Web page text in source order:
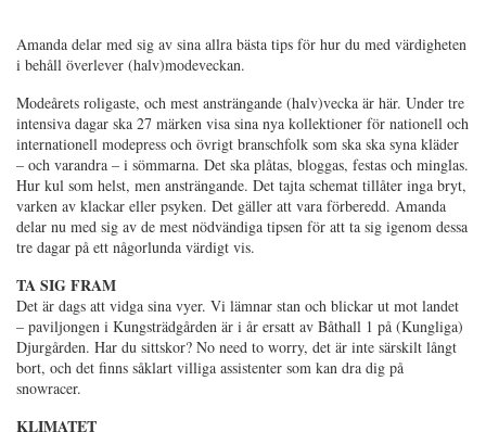
Amanda delar med sig av sina allra bästa tips för hur du med värdigheten
i behåll överlever (halv)modeveckan.
Modeårets roligaste, och mest ansträngande (halv)vecka är här. Under tre
intensiva dagar ska 27 märken visa sina nya kollektioner för nationell och
internationell modepress och övrigt branschfolk som ska ska syna kläder
– och varandra – i sömmarna. Det ska plåtas, bloggas, festas och minglas.
Hur kul som helst, men ansträngande. Det tajta schemat tillåter inga bryt,
varken av klackar eller psyken. Det gäller att vara förberedd. Amanda
delar nu med sig av de mest nödvändiga tipsen för att ta sig igenom dessa
tre dagar på ett någorlunda värdigt vis.
TA SIG FRAM
Det är dags att vidga sina vyer. Vi lämnar stan och blickar ut mot landet
– paviljongen i Kungsträdgården är i år ersatt av Båthall 1 på (Kungliga)
Djurgården. Har du sittskor? No need to worry, det är inte särskilt långt
bort, och det finns såklart villiga assistenter som kan dra dig på
snowracer.
KLIMATET